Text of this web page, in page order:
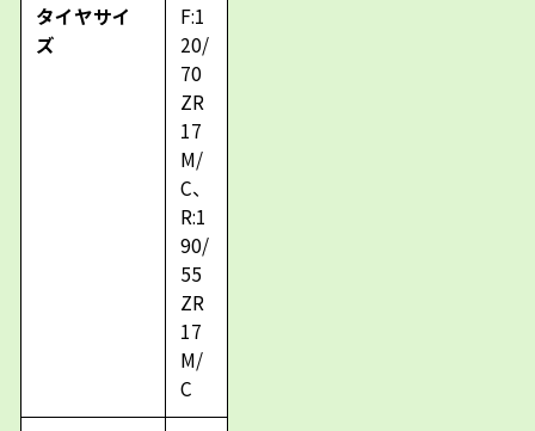
タイヤサイ
ズ
F:1
20/
70
ZR
17
M/
C、
R:1
90/
55
ZR
17
M/
C